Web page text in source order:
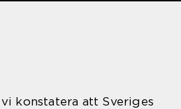
konstatera att Sveriges